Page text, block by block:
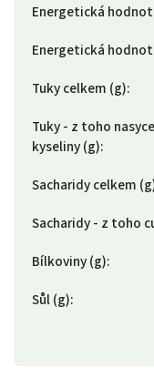
Energetická
Energetická
Tuky celkem (g):
Tuky - z toho
kyseliny (g):
Sacharidy celkem
Sacharidy - z toho
Bílkoviny (g):
Sůl (g):